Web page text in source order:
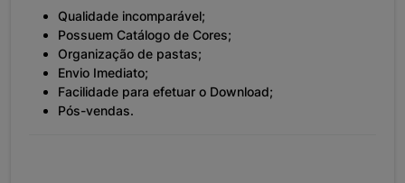
Qualidade incomparável;
Possuem Catálogo de Cores;
Organização de pastas;
Envio Imediato;
Facilidade para efetuar o Download;
Pós-vendas.